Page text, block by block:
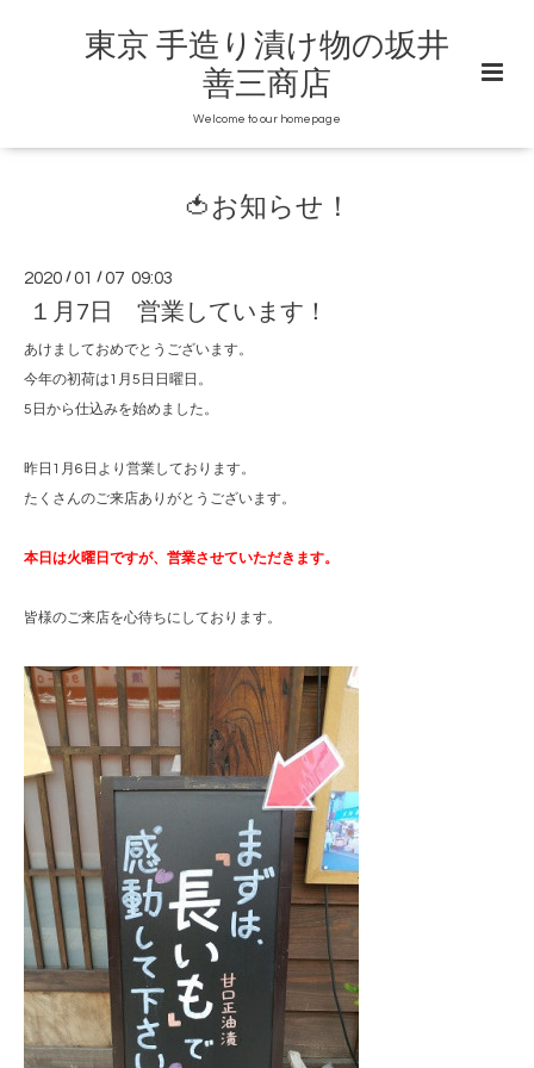
東京 手造り漬け物の坂井
善三商店
Welcome to our homepage
🍅お知らせ！
2020 /01 /07 09:03
１月7日 営業しています！
あけましておめでとうございます。
今年の初荷は1月5日日曜日。
5日から仕込みを始めました。
昨日1月6日より営業しております。
たくさんのご来店ありがとうございます。
本日は火曜日ですが、営業させていただきます。
皆様のご来店を心待ちにしております。